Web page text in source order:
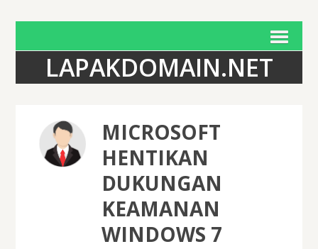
LAPAKDOMAIN.NET
MICROSOFT
HENTIKAN
DUKUNGAN
KEAMANAN
WINDOWS 7